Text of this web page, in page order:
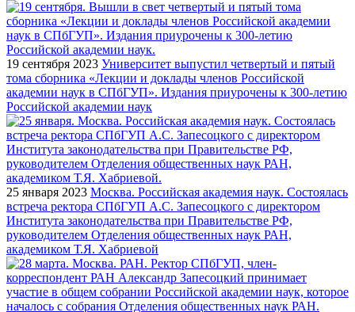
19 сентября 2023 Университет выпустил четвертый и пятый
тома сборника «Лекции и доклады членов Российской
академии наук в СПбГУП». Издания приурочены к 300-летию
Российской академии наук
25 января 2023 Москва. Российская академия наук. Состоялась
встреча ректора СПбГУП А.С. Запесоцкого с директором
Института законодательства при Правительстве РФ,
руководителем Отделения общественных наук РАН,
академиком Т.Я. Хабриевой